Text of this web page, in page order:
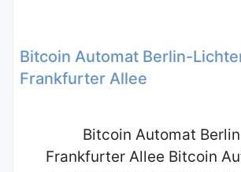
Bitcoin Automat Berlin-
Frankfurter Allee
Bitcoin Automat
Frankfurter Allee Bitcoin